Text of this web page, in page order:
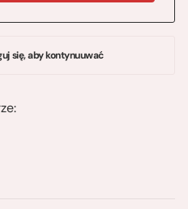
się, aby kontynuuwać